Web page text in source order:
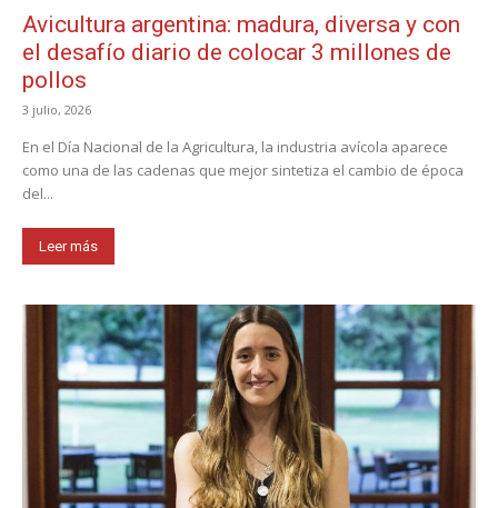
Avicultura argentina: madura, diversa y con
el desafío diario de colocar 3 millones de
pollos
3 julio, 2026
En el Día Nacional de la Agricultura, la industria avícola aparece
como una de las cadenas que mejor sintetiza el cambio de época
del...
Leer más